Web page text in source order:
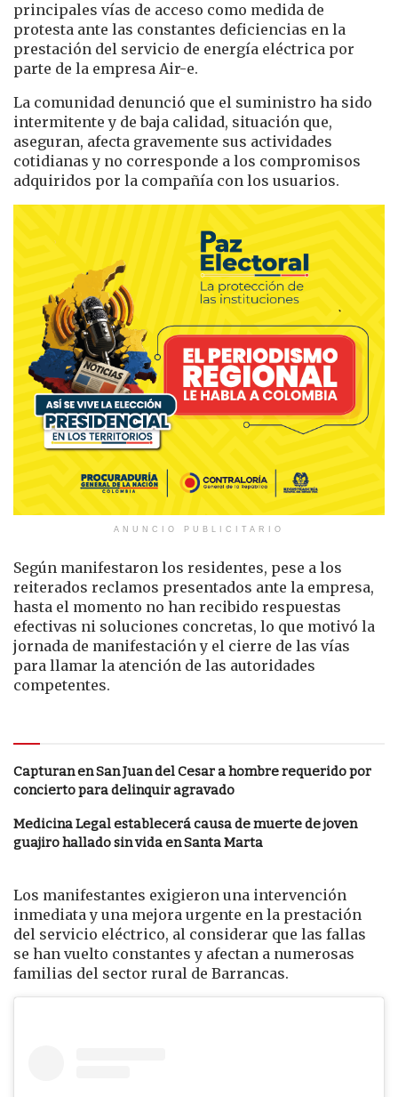
principales vías de acceso como medida de
protesta ante las constantes deficiencias en la
prestación del servicio de energía eléctrica por
parte de la empresa Air-e.
La comunidad denunció que el suministro ha sido
intermitente y de baja calidad, situación que,
aseguran, afecta gravemente sus actividades
cotidianas y no corresponde a los compromisos
adquiridos por la compañía con los usuarios.
ANUNCIO PUBLICITARIO
Según manifestaron los residentes, pese a los
reiterados reclamos presentados ante la empresa,
hasta el momento no han recibido respuestas
efectivas ni soluciones concretas, lo que motivó la
jornada de manifestación y el cierre de las vías
para llamar la atención de las autoridades
competentes.
Capturan en San Juan del Cesar a hombre requerido por
concierto para delinquir agravado
Medicina Legal establecerá causa de muerte de joven
guajiro hallado sin vida en Santa Marta
Los manifestantes exigieron una intervención
inmediata y una mejora urgente en la prestación
del servicio eléctrico, al considerar que las fallas
se han vuelto constantes y afectan a numerosas
familias del sector rural de Barrancas.